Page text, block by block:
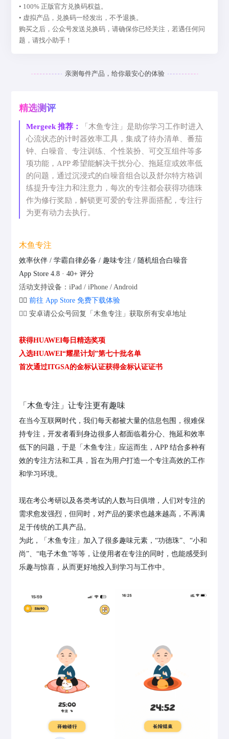
• 100% 正版官方兑换码权益。
• 虚拟产品，兑换码一经发出，不予退换。
购买之后，公众号发送兑换码，请确保你已经关注，若遇任何问
题，请找小助手！
亲测每件产品，给你最安心的体验
精选测评
Mergeek 推荐：
「木鱼专注」是助你学习工作时进入
心流状态的计时器效率工具，集成了待办清单、番茄
钟、白噪音、专注训练、个性装扮、可交互组件等多
项功能，APP 希望能解决干扰分心、拖延症或效率低
的问题，通过沉浸式的白噪音组合以及舒尔特方格训
练提升专注力和注意力，每次的专注都会获得功德珠
作为修行奖励，解锁更可爱的专注界面搭配，专注行
为更有动力去执行。
木鱼专注
效率伙伴 / 学霸自律必备 / 趣味专注 / 随机组合白噪音
App Store 4.8 · 40+ 评分
活动支持设备：iPad / iPhone / Android
👉🏻前往 App Store 免费下载体验
👉🏻 安卓请公众号回复「木鱼专注」获取所有安卓地址
获得HUAWEI每日精选奖项
入选HUAWEI“耀星计划”第七十批名单
首次通过ITGSA的金标认证获得金标认证证书
「木鱼专注」让专注更有趣味
在当今互联网时代，我们每天都被大量的信息包围，很难保
持专注，开发者看到身边很多人都面临着分心、拖延和效率
低下的问题，于是「木鱼专注」应运而生，APP 结合多种有
效的专注方法和工具，旨在为用户打造一个专注高效的工作
和学习环境。
现在考公考研以及各类考试的人数与日俱增，人们对专注的
需求愈发强烈，但同时，对产品的要求也越来越高，不再满
足于传统的工具产品。
为此，「木鱼专注」加入了很多趣味元素，“功德珠”、“小和
尚”、“电子木鱼”等等，让使用者在专注的同时，也能感受到
乐趣与惊喜，从而更好地投入到学习与工作中。